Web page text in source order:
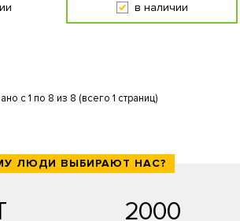
в наличии
с 1 по 8 из 8 (всего 1 страниц)
ЛЮДИ ВЫБИРАЮТ НАС?
2000